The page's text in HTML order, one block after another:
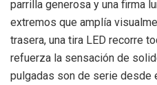
parrilla generosa y una firma
extremos que amplía
trasera, una tira LED recorre
refuerza la sensación de
pulgadas son de serie desde